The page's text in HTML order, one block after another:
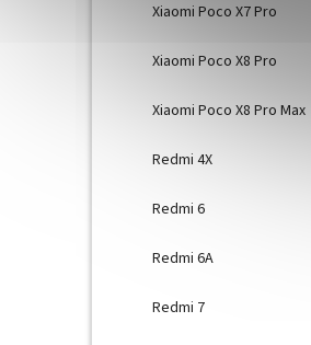
Xiaomi Poco X7 Pro
Xiaomi Poco X8 Pro
Xiaomi Poco X8 Pro Max
Redmi 4X
Redmi 6
Redmi 6A
Redmi 7